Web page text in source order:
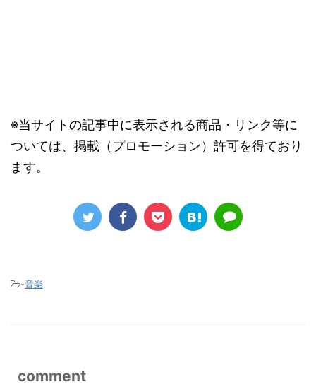
※当サイトの記事中に表示される商品・リンク等に
ついては、掲載（プロモーション）許可を得ており
ます。
-音楽
comment